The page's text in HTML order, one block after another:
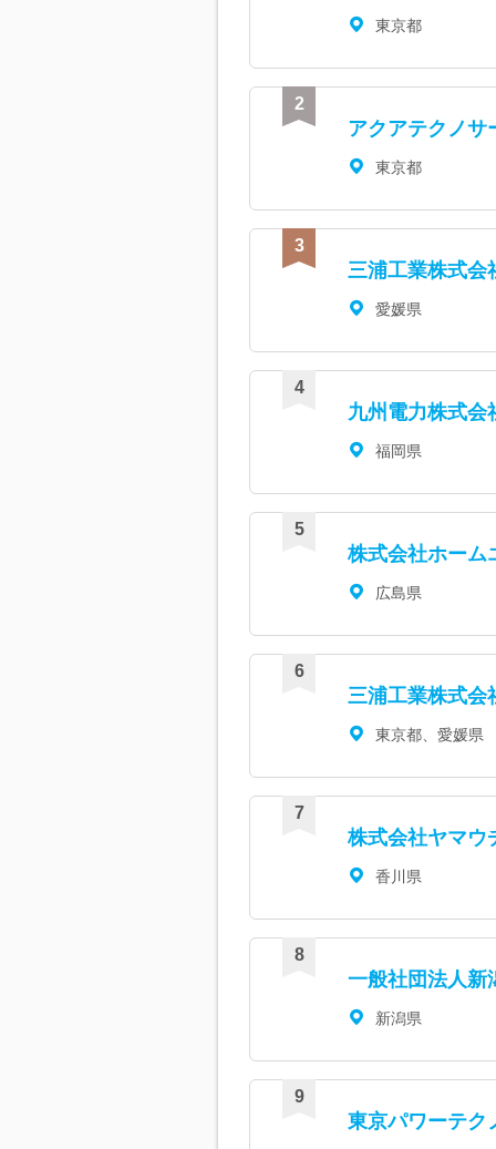
東京都
アクアテクノサ
東京都
三浦工業株式会
愛媛県
九州電力株式会
福岡県
株式会社ホーム
広島県
三浦工業株式会
東京都、愛媛県
株式会社ヤマウ
香川県
一般社団法人新
新潟県
東京パワーテク